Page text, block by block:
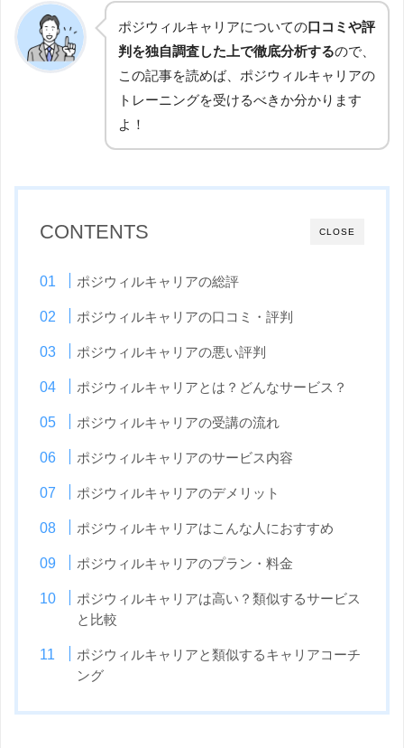
ポジウィルキャリアについての口コミや評
判を独自調査した上で徹底分析するので、
この記事を読めば、ポジウィルキャリアの
トレーニングを受けるべきか分かります
よ！
CLOSE
CONTENTS
ポジウィルキャリアの総評
ポジウィルキャリアの口コミ・評判
ポジウィルキャリアの悪い評判
ポジウィルキャリアとは？どんなサービス？
ポジウィルキャリアの受講の流れ
ポジウィルキャリアのサービス内容
ポジウィルキャリアのデメリット
ポジウィルキャリアはこんな人におすすめ
ポジウィルキャリアのプラン・料金
ポジウィルキャリアは高い？類似するサービス
と比較
ポジウィルキャリアと類似するキャリアコーチ
ング